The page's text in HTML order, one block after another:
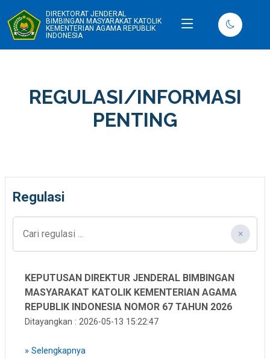
DIREKTORAT JENDERAL
BIMBINGAN MASYARAKAT KATOLIK
KEMENTERIAN AGAMA REPUBLIK
INDONESIA
REGULASI/INFORMASI
PENTING
Regulasi
×
KEPUTUSAN DIREKTUR JENDERAL BIMBINGAN
MASYARAKAT KATOLIK KEMENTERIAN AGAMA
REPUBLIK INDONESIA NOMOR 67 TAHUN 2026
Ditayangkan : 2026-05-13 15:22:47
» Selengkapnya